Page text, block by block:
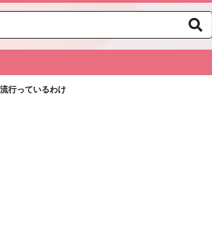
行っているわけ